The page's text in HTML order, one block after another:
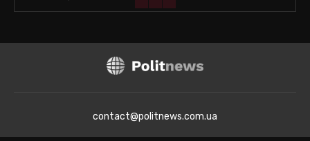
contact@politnews.com.ua